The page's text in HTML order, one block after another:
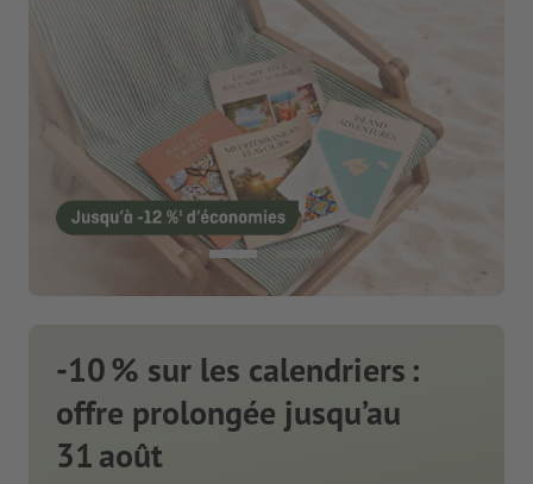
-10 % sur les calendriers :
offre prolongée jusqu’au
31 août